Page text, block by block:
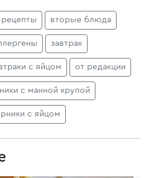
вторые блюда
завтрак
с яйцом от редакции
с манной крупой
с яйцом